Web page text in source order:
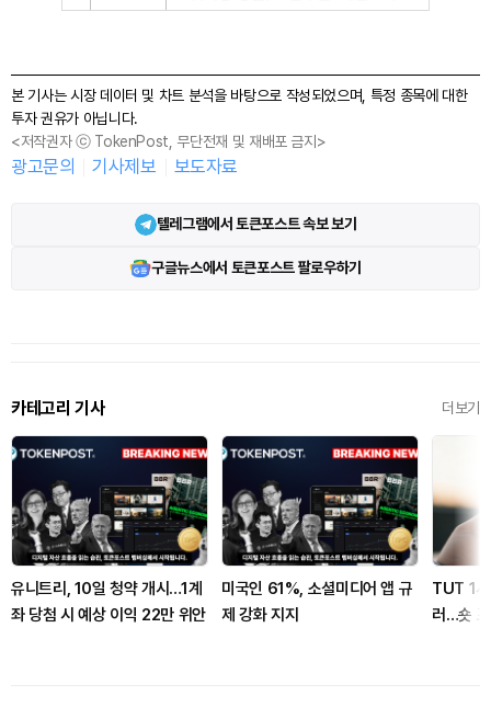
본 기사는 시장 데이터 및 차트 분석을 바탕으로 작성되었으며, 특정 종목에 대한
투자 권유가 아닙니다.
<저작권자 ⓒ TokenPost, 무단전재 및 재배포 금지>
광고문의 기사제보 보도자료
텔레그램에서 토큰포스트 속보 보기
구글뉴스에서 토큰포스트 팔로우하기
카테고리 기사 더보기
유니트리, 10일 청약 개시…1계
좌 당첨 시 예상 이익 22만 위안
미국인 61%, 소셜미디어 앱 규
제 강화 지지
TUT 1
러…숏